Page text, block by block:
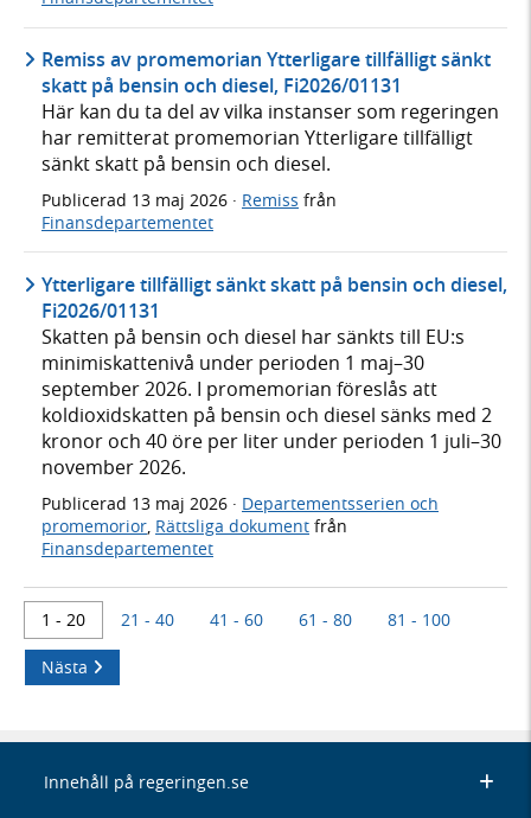
Remiss av promemorian Ytterligare tillfälligt sänkt
skatt på bensin och diesel, Fi2026/01131
Här kan du ta del av vilka instanser som regeringen
har remitterat promemorian Ytterligare tillfälligt
sänkt skatt på bensin och diesel.
Publicerad 13 maj 2026 · Remiss från
Finansdepartementet
Ytterligare tillfälligt sänkt skatt på bensin och diesel,
Fi2026/01131
Skatten på bensin och diesel har sänkts till EU:s
minimiskattenivå under perioden 1 maj–30
september 2026. I promemorian föreslås att
koldioxidskatten på bensin och diesel sänks med 2
kronor och 40 öre per liter under perioden 1 juli–30
november 2026.
Publicerad 13 maj 2026 · Departementsserien och
promemorior Rättsliga dokument från
Finansdepartementet
1 - 20 21 - 40 41 - 60 61 - 80 81 - 100
Nästa
Innehåll på regeringen.se